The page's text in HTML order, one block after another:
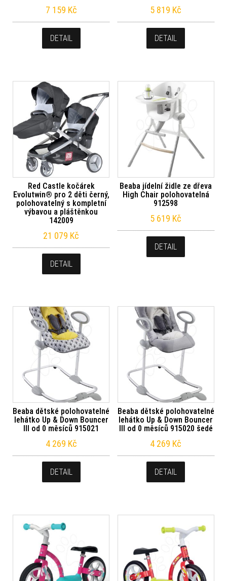
7 159 Kč
DETAIL
5 819 Kč
DETAIL
Red Castle kočárek
Evolutwin® pro 2 děti černý,
polohovatelný s kompletní
výbavou a pláštěnkou
142009
21 079 Kč
DETAIL
Beaba jídelní židle ze dřeva
High Chair polohovatelná
912598
5 619 Kč
DETAIL
Beaba dětské polohovatelné
lehátko Up & Down Bouncer
III od 0 měsíců 915021
4 269 Kč
DETAIL
Beaba dětské polohovatelné
lehátko Up & Down Bouncer
III od 0 měsíců 915020 šedé
4 269 Kč
DETAIL